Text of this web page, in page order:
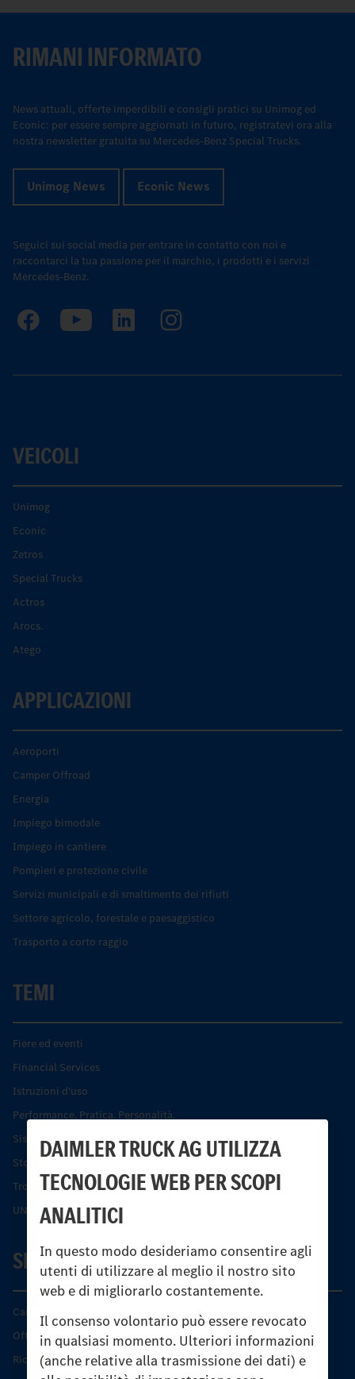
DAIMLER TRUCK AG UTILIZZA
TECNOLOGIE WEB PER SCOPI
ANALITICI
In questo modo desideriamo consentire agli
utenti di utilizzare al meglio il nostro sito
web e di migliorarlo costantemente.
Il consenso volontario può essere revocato
in qualsiasi momento. Ulteriori informazioni
(anche relative alla trasmissione dei dati) e
RIMANI INFORMATO
News attuali, offerte imperdibili e consigli pratici su Unimog ed
Econic: per essere sempre aggiornati in futuro, registratevi ora alla
nostra newsletter gratuita su Mercedes-Benz Special Trucks.
Unimog News Econic News
Seguici sui social media per entrare in contatto con noi e
raccontarci la tua passione per il marchio, i prodotti e i servizi
Mercedes-Benz.
VEICOLI
Unimog
Econic
Zetros
Special Trucks
Actros
Arocs.
Atego
APPLICAZIONI
Aeroporti
Camper Offroad
Energia
Impiego bimodale
Impiego in cantiere
Pompieri e protezione civile
Servizi municipali e di smaltimento dei rifiuti
Settore agricolo, forestale e paesaggistico
Trasporto a corto raggio
TEMI
Fiere ed eventi
Financial Services
Istruzioni d'uso
Performance. Pratica. Personalità.
Sistemi di assistenza alla guida e di sicurezza
Storia dell’Unimog
Trovare un partner
UNI-TOUCH®
SERVIZIO
Caratteristiche di prodotto
Offerta di servizio Unimog
Ricambi originali